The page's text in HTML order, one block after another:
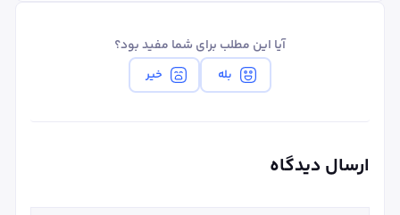
آیا این مطلب برای شما مفید بود؟
بله خیر
ارسال دیدگاه